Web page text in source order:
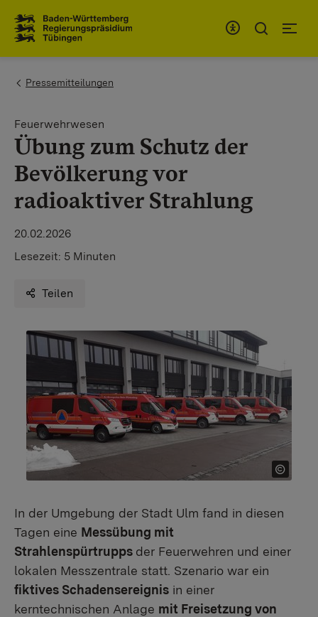
You are here:
Pressemitteilungen
Feuerwehrwesen
Übung zum Schutz der
Bevölkerung vor
radioaktiver Strahlung
20.02.2026
Lesezeit: 5 Minuten
Teilen
In der Umgebung der Stadt Ulm fand in diesen
Tagen eine Messübung mit
Strahlenspürtrupps der Feuerwehren und einer
lokalen Messzentrale statt. Szenario war ein
fiktives Schadensereignis in einer
kerntechnischen Anlage mit Freisetzung von